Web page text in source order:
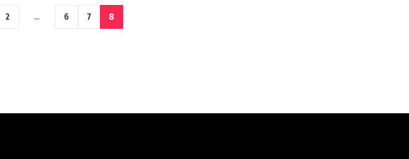
2 … 6 7 8